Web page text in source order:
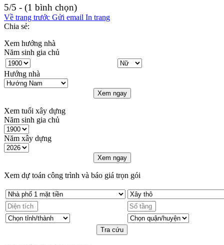
5/5 - (1 bình chọn)
Về trang trước Gửi email In trang
Chia sẻ:
Xem hướng nhà
Năm sinh gia chủ
Hướng nhà
Xem ngay
Xem tuổi xây dựng
Năm sinh gia chủ
Năm xây dựng
Xem ngay
Xem dự toán công trình và báo giá trọn gói
Tra cứu